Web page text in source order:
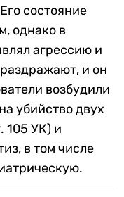
состояние
однако в
агрессию и
и он
возбудили
убийство двух
105 УК) и
в том числе